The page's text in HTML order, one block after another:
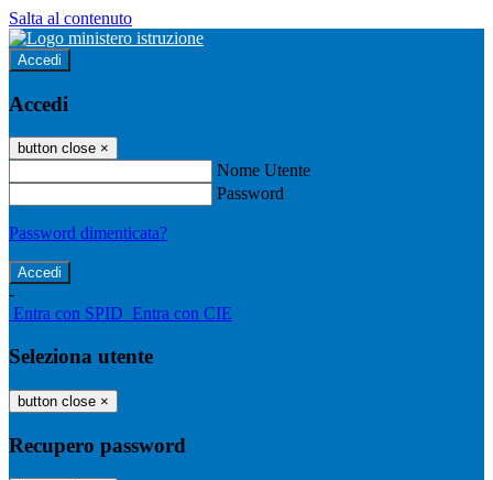
Salta al contenuto
Accedi
Accedi
button close ×
Nome Utente
Password
Password dimenticata?
-
Entra con SPID Entra con CIE
Seleziona utente
button close ×
Recupero password